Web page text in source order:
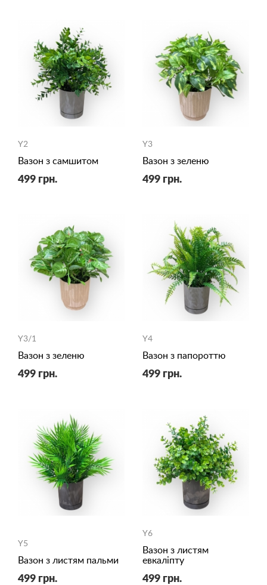
Y2
Вазон з самшитом
499 грн.
Y3
Вазон з зеленю
499 грн.
Y3/1
Вазон з зеленю
499 грн.
Y4
Вазон з папороттю
499 грн.
Y5
Вазон з листям пальми
499 грн.
Y6
Вазон з листям
евкаліпту
499 грн.